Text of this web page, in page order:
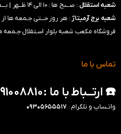
شعبه استقلال : صــبح ها : ۱۰ الی ۱۴ ظــهر |
شعبه برج آرمیتاژ : هر روز حــتی جـمعه ها از ســـاعت ۱۰
فروشگاه مکعب شعبه بلوار اسـتقلال جـمعه
تماس با ما
☎️ ارتــباط با ما :05191008810
واتـساپ و تلگرام : ۰۹۳۰۵۶۵۵۵۱۷